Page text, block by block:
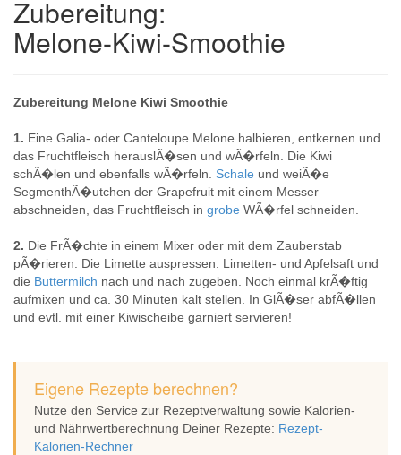
Zubereitung:
Melone-Kiwi-Smoothie
Zubereitung Melone Kiwi Smoothie
1. Eine Galia- oder Canteloupe Melone halbieren, entkernen und
das Fruchtfleisch herauslÃ�sen und wÃ�rfeln. Die Kiwi
schÃ�len und ebenfalls wÃ�rfeln. Schale und weiÃ�e
SegmenthÃ�utchen der Grapefruit mit einem Messer
abschneiden, das Fruchtfleisch in grobe WÃ�rfel schneiden.
2. Die FrÃ�chte in einem Mixer oder mit dem Zauberstab
pÃ�rieren. Die Limette auspressen. Limetten- und Apfelsaft und
die Buttermilch nach und nach zugeben. Noch einmal krÃ�ftig
aufmixen und ca. 30 Minuten kalt stellen. In GlÃ�ser abfÃ�llen
und evtl. mit einer Kiwischeibe garniert servieren!
Eigene Rezepte berechnen?
Nutze den Service zur Rezeptverwaltung sowie Kalorien-
und Nährwertberechnung Deiner Rezepte: Rezept-
Kalorien-Rechner